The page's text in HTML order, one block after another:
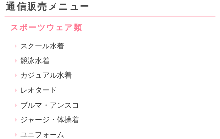
通信販売メニュー
スポーツウェア類
スクール水着
競泳水着
カジュアル水着
レオタード
ブルマ・アンスコ
ジャージ・体操着
ユニフォーム